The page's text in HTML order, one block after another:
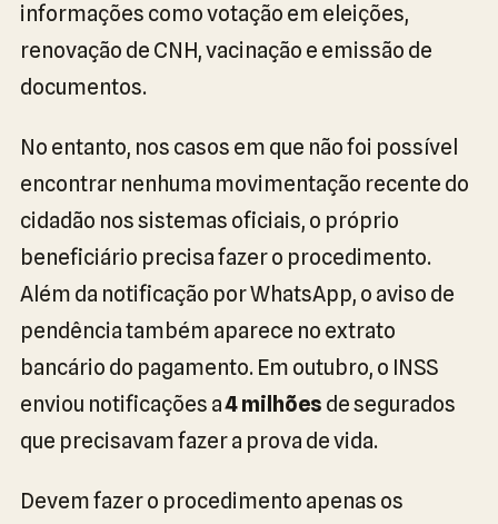
informações como votação em eleições,
renovação de CNH, vacinação e emissão de
documentos.
No entanto, nos casos em que não foi possível
encontrar nenhuma movimentação recente do
cidadão nos sistemas oficiais, o próprio
beneficiário precisa fazer o procedimento.
Além da notificação por WhatsApp, o aviso de
pendência também aparece no extrato
bancário do pagamento. Em outubro, o INSS
enviou notificações a4 milhões de segurados
que precisavam fazer a prova de vida.
Devem fazer o procedimento apenas os